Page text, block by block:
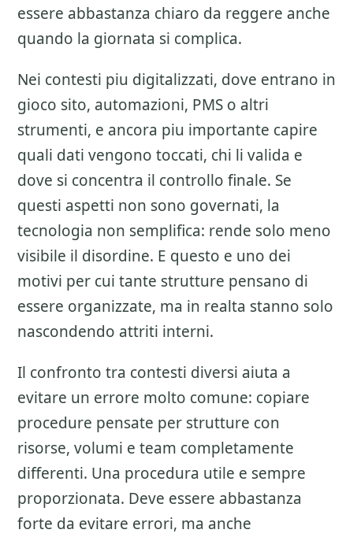
essere abbastanza chiaro da reggere anche
quando la giornata si complica.
Nei contesti piu digitalizzati, dove entrano in
gioco sito, automazioni, PMS o altri
strumenti, e ancora piu importante capire
quali dati vengono toccati, chi li valida e
dove si concentra il controllo finale. Se
questi aspetti non sono governati, la
tecnologia non semplifica: rende solo meno
visibile il disordine. E questo e uno dei
motivi per cui tante strutture pensano di
essere organizzate, ma in realta stanno solo
nascondendo attriti interni.
Il confronto tra contesti diversi aiuta a
evitare un errore molto comune: copiare
procedure pensate per strutture con
risorse, volumi e team completamente
differenti. Una procedura utile e sempre
proporzionata. Deve essere abbastanza
forte da evitare errori, ma anche